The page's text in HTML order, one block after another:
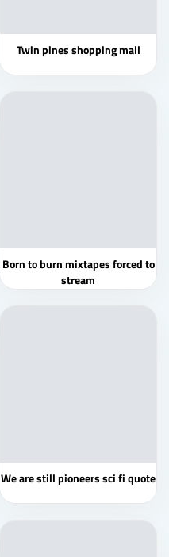
Twin pines shopping mall
Born to burn mixtapes forced to
stream
We are still pioneers sci fi quote